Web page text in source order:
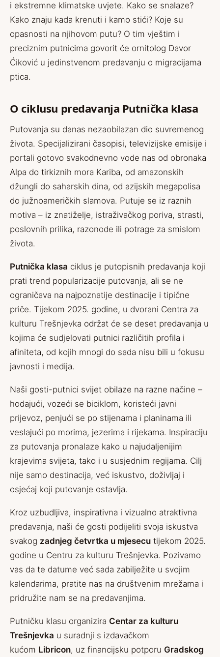
i ekstremne klimatske uvjete. Kako se snalaze?
Kako znaju kada krenuti i kamo stići? Koje su
opasnosti na njihovom putu? O tim vještim i
preciznim putnicima govorit će ornitolog Davor
Ćiković u jedinstvenom predavanju o migracijama
ptica.
O ciklusu predavanja Putnička klasa
Putovanja su danas nezaobilazan dio suvremenog
života. Specijalizirani časopisi, televizijske emisije i
portali gotovo svakodnevno vode nas od obronaka
Alpa do tirkiznih mora Kariba, od amazonskih
džungli do saharskih dina, od azijskih megapolisa
do južnoameričkih slamova. Putuje se iz raznih
motiva – iz znatiželje, istraživačkog poriva, strasti,
poslovnih prilika, razonode ili potrage za smislom
života.
Putnička klasa ciklus je putopisnih predavanja koji
prati trend popularizacije putovanja, ali se ne
ograničava na najpoznatije destinacije i tipične
priče. Tijekom 2025. godine, u dvorani Centra za
kulturu Trešnjevka održat će se deset predavanja u
kojima će sudjelovati putnici različitih profila i
afiniteta, od kojih mnogi do sada nisu bili u fokusu
javnosti i medija.
Naši gosti-putnici svijet obilaze na razne načine –
hodajući, vozeći se biciklom, koristeći javni
prijevoz, penjući se po stijenama i planinama ili
veslajući po morima, jezerima i rijekama. Inspiraciju
za putovanja pronalaze kako u najudaljenijim
krajevima svijeta, tako i u susjednim regijama. Cilj
nije samo destinacija, već iskustvo, doživljaj i
osjećaj koji putovanje ostavlja.
Kroz uzbudljiva, inspirativna i vizualno atraktivna
predavanja, naši će gosti podijeliti svoja iskustva
svakog zadnjeg četvrtka u mjesecu tijekom 2025.
godine u Centru za kulturu Trešnjevka. Pozivamo
vas da te datume već sada zabilježite u svojim
kalendarima, pratite nas na društvenim mrežama i
pridružite nam se na predavanjima.
Putničku klasu organizira Centar za kulturu
Trešnjevka u suradnji s izdavačkom
kućom Libricon, uz financijsku potporu Gradskog